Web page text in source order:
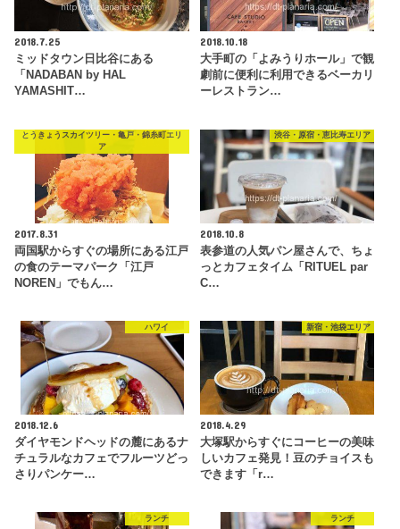
2018.7.25
ミッドタウン日比谷にある
「NADABAN by HAL
YAMASHIT…
2018.10.18
大手町の「よみうりホール」で観
劇前に便利に利用できるベーカリ
ーレストラン…
とうきょうスカイツリー・亀戸・錦糸町エリ
ア
2017.8.31
両国駅からすぐの場所にある江戸
の食のテーマパーク「江戸
NOREN」でもん…
渋谷・原宿・恵比寿エリア
2018.10.8
表参道の人気パン屋さんで、ちょ
っとカフェタイム「RITUEL par
C…
ハワイ
2018.12.6
ダイヤモンドヘッドの麓にあるナ
チュラルなカフェでフルーツどっ
さりパンケー…
新宿・池袋エリア
2018.4.29
大塚駅からすぐにコーヒーの美味
しいカフェ発見！豆のチョイスも
できます「r…
ランチ ランチ